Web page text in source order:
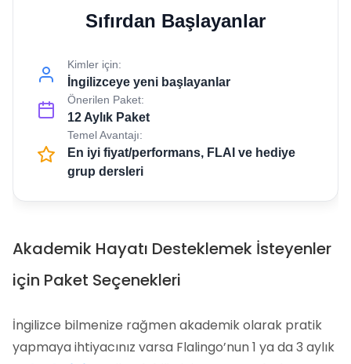
Sıfırdan Başlayanlar
Kimler için:
İngilizceye yeni başlayanlar
Önerilen Paket:
12 Aylık Paket
Temel Avantajı:
En iyi fiyat/performans, FLAI ve hediye
grup dersleri
Akademik Hayatı Desteklemek İsteyenler
için Paket Seçenekleri
İngilizce bilmenize rağmen akademik olarak pratik
yapmaya ihtiyacınız varsa Flalingo’nun 1 ya da 3 aylık